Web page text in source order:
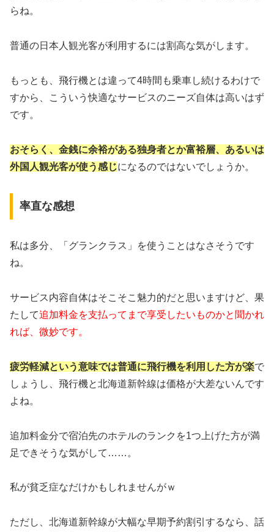
らね。
普通の日本人観光客が利用するには割高な気がします。
もっとも、飛行機とは違って4時間も乗車し続けるわけで
すから、こういう快適なサービスのニーズ自体は高いはず
です。
おそらく、金銭に余裕がある独身者とか富裕層、あるいは
外国人観光客が使う感じになるのではないでしょうか。
率直な感想
私は多分、「グランクラス」を使うことはなさそうです
ね。
サービス内容自体はそこそこ魅力的だと思いますけど、果
たして追加料金を支払ってまで享受したいものかと聞かれ
れば、微妙です。
疲労軽減という意味では普通に飛行機を利用した方が楽で
しょうし、飛行機と北海道新幹線は価格が大差ないんです
よね。
追加料金分で宿泊先のホテルのランクを1つ上げた方が満
足できそうな気がして……。
私が貧乏症なだけかもしれませんがｗ
ただし、北海道新幹線が大幅な早期予約割引するなら、話